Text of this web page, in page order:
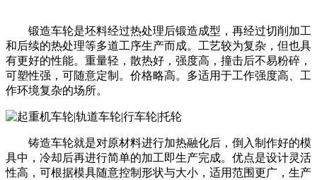
锻造车轮是坯料经过热处理后锻造成型，再经过切削加工
和后续的热处理等多道工序生产而成。工艺较为复杂，但也具
有更好的性能。重量轻，散热好，强度高，撞击后不易粉碎，
可塑性强，可随意定制。价格略高。多适用于工作强度高、工
作环境复杂的场所。
铸造车轮就是对原材料进行加热融化后，倒入制作好的模
具中，冷却后再进行简单的加工即生产完成。优点是设计灵活
性高，可根据模具随意控制形状与大小，适用范围更广，生产